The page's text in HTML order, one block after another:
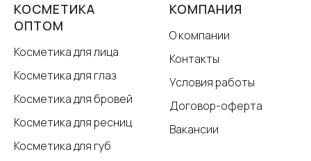
КОСМЕТИКА
ОПТОМ
Косметика для лица
Косметика для глаз
Косметика для бровей
Косметика для ресниц
Косметика для губ
КОМПАНИЯ
О компании
Контакты
Условия работы
Договор-оферта
Вакансии